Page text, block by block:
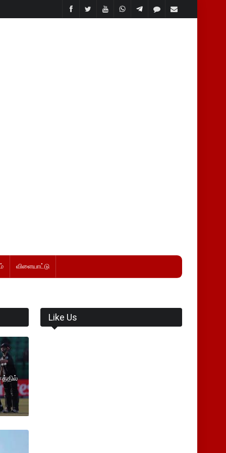
விளையாட்டு
Like Us